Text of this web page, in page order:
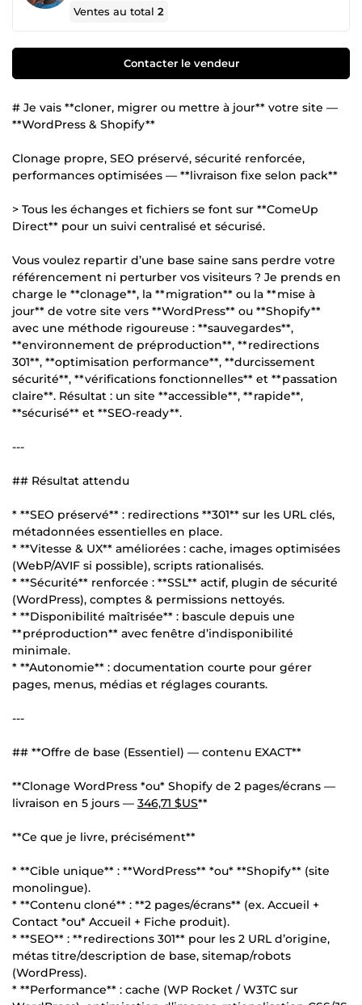
Ventes au total2
Contacter le vendeur
# Je vais **cloner, migrer ou mettre à jour** votre site —
**WordPress & Shopify**
Clonage propre, SEO préservé, sécurité renforcée,
performances optimisées — **livraison fixe selon pack**
> Tous les échanges et fichiers se font sur **ComeUp
Direct** pour un suivi centralisé et sécurisé.
Vous voulez repartir d’une base saine sans perdre votre
référencement ni perturber vos visiteurs ? Je prends en
charge le **clonage**, la **migration** ou la **mise à
jour** de votre site vers **WordPress** ou **Shopify**
avec une méthode rigoureuse : **sauvegardes**,
**environnement de préproduction**, **redirections
301**, **optimisation performance**, **durcissement
sécurité**, **vérifications fonctionnelles** et **passation
claire**. Résultat : un site **accessible**, **rapide**,
**sécurisé** et **SEO-ready**.
---
## Résultat attendu
* **SEO préservé** : redirections **301** sur les URL clés,
métadonnées essentielles en place.
* **Vitesse & UX** améliorées : cache, images optimisées
(WebP/AVIF si possible), scripts rationalisés.
* **Sécurité** renforcée : **SSL** actif, plugin de sécurité
(WordPress), comptes & permissions nettoyés.
* **Disponibilité maîtrisée** : bascule depuis une
**préproduction** avec fenêtre d’indisponibilité
minimale.
* **Autonomie** : documentation courte pour gérer
pages, menus, médias et réglages courants.
---
## **Offre de base (Essentiel) — contenu EXACT**
**Clonage WordPress *ou* Shopify de 2 pages/écrans —
livraison en 5 jours — 346,71 $US**
**Ce que je livre, précisément**
* **Cible unique** : **WordPress** *ou* **Shopify** (site
monolingue).
* **Contenu cloné** : **2 pages/écrans** (ex. Accueil +
Contact *ou* Accueil + Fiche produit).
* **SEO** : **redirections 301** pour les 2 URL d’origine,
métas titre/description de base, sitemap/robots
(WordPress).
* **Performance** : cache (WP Rocket / W3TC sur